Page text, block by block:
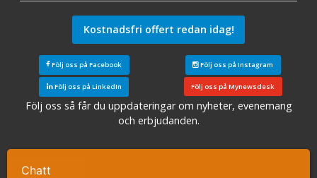
Ta kontakt
Kostnadsfri offert redan idag!
Följ oss på Facebook Följ oss på Instagram
Följ oss på LinkedIn Följ oss på Mynewsdesk
Följ oss så får du uppdateringar om nyheter, evenemang
och erbjudanden.
Sök konferensanläggningar|Konferens Stockholm|
Konferens Arlanda
Chatt